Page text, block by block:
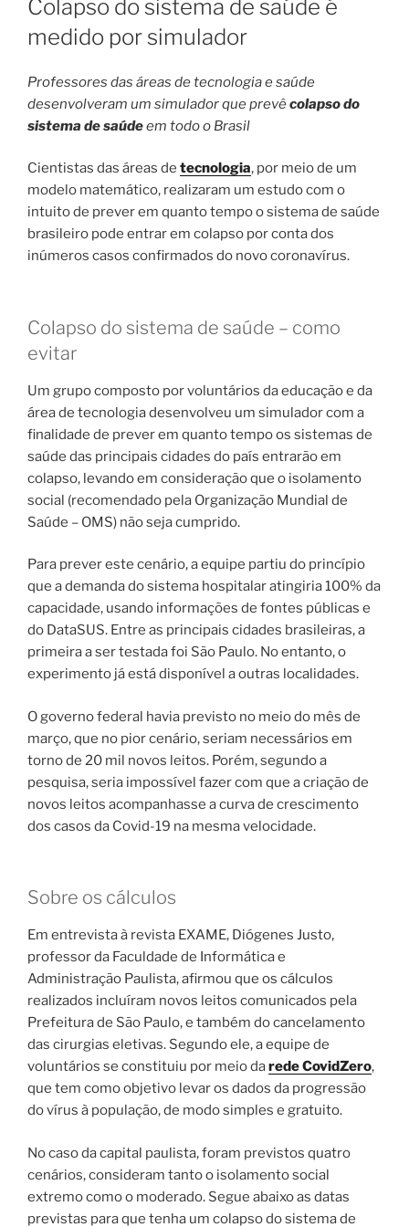
Colapso do sistema de saúde é
medido por simulador
Professores das áreas de tecnologia e saúde
desenvolveram um simulador que prevêcolapso do
sistema de saúdeem todo o Brasil
Cientistas das áreas de tecnologia, por meio de um
modelo matemático, realizaram um estudo com o
intuito de prever em quanto tempo o sistema de saúde
brasileiro pode entrar em colapso por conta dos
inúmeros casos confirmados do novo coronavírus.
Colapso do sistema de saúde – como
evitar
Um grupo composto por voluntários da educação e da
área de tecnologia desenvolveu um simulador com a
finalidade de prever em quanto tempo os sistemas de
saúde das principais cidades do país entrarão em
colapso, levando em consideração que o isolamento
social (recomendado pela Organização Mundial de
Saúde – OMS) não seja cumprido.
Para prever este cenário, a equipe partiu do princípio
que a demanda do sistema hospitalar atingiria 100% da
capacidade, usando informações de fontes públicas e
do DataSUS. Entre as principais cidades brasileiras, a
primeira a ser testada foi São Paulo. No entanto, o
experimento já está disponível a outras localidades.
O governo federal havia previsto no meio do mês de
março, que no pior cenário, seriam necessários em
torno de 20 mil novos leitos. Porém, segundo a
pesquisa, seria impossível fazer com que a criação de
novos leitos acompanhasse a curva de crescimento
dos casos da Covid-19 na mesma velocidade.
Sobre os cálculos
Em entrevista à revista EXAME, Diógenes Justo,
professor da Faculdade de Informática e
Administração Paulista, afirmou que os cálculos
realizados incluíram novos leitos comunicados pela
Prefeitura de São Paulo, e também do cancelamento
das cirurgias eletivas. Segundo ele, a equipe de
voluntários se constituiu por meio darede CovidZero,
que tem como objetivo levar os dados da progressão
do vírus à população, de modo simples e gratuito.
No caso da capital paulista, foram previstos quatro
cenários, consideram tanto o isolamento social
extremo como o moderado. Segue abaixo as datas
previstas para que tenha um colapso do sistema de